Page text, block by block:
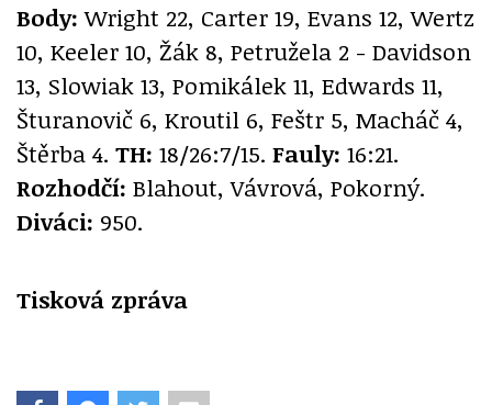
Body: Wright 22, Carter 19, Evans 12, Wertz
10, Keeler 10, Žák 8, Petružela 2 - Davidson
13, Slowiak 13, Pomikálek 11, Edwards 11,
Šturanovič 6, Kroutil 6, Feštr 5, Macháč 4,
Štěrba 4. TH: 18/26:7/15. Fauly: 16:21.
Rozhodčí: Blahout, Vávrová, Pokorný.
Diváci: 950.
Tisková zpráva